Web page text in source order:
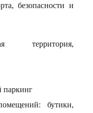
безопасности и
территория,
паркинг
бутики,